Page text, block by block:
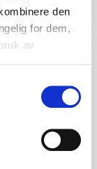
den
for dem,
av